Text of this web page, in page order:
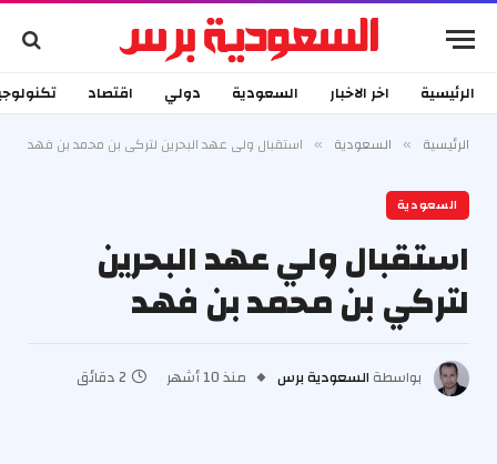
الرئيسية اخر الاخبار السعودية دولي اقتصاد
الرئيسية » السعودية » استقبال ولي عهد البحرين لتركي بن محمد بن فهد
السعودية
استقبال ولي عهد البحرين
لتركي بن محمد بن فهد
بواسطة السعودية برس منذ 10 أشهر 2 دقائق